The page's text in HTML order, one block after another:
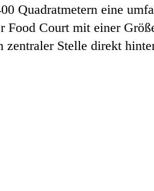
Quadratmetern eine
Court mit einer
zentraler Stelle direkt